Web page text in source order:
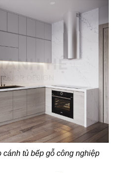
tủ bếp gỗ công nghiệp